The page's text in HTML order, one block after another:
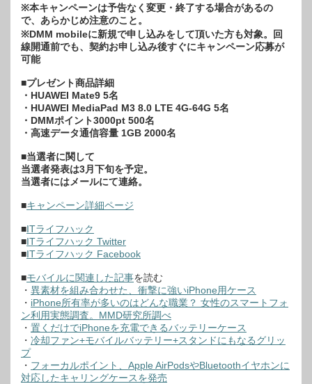
※本キャンペーンは予告なく変更・終了する場合があるの
で、あらかじめ注意のこと。
※DMM mobileに新規で申し込みをして頂いた方も対象。回
線開通前でも、契約お申し込み後すぐにキャンペーン応募が
可能
■プレゼント商品詳細
・HUAWEI Mate9 5名
・HUAWEI MediaPad M3 8.0 LTE 4G-64G 5名
・DMMポイント3000pt 500名
・高速データ通信容量 1GB 2000名
■当選者に関して
当選者発表は3月下旬を予定。
当選者にはメールにて連絡。
■キャンペーン詳細ページ
■ITライフハック
■ITライフハック Twitter
■ITライフハック Facebook
■モバイルに関連した記事を読む
・ 異素材を組み合わせた、衝撃に強いiPhone用ケース
・ iPhone所有率が多いのはどんな職業？ 女性のスマートフォ
ン利用実態調査。MMD研究所調べ
・ 置くだけでiPhoneを充電できるバッテリーケース
・ 冷却ファン+モバイルバッテリー+スタンドにもなるグリッ
プ
・ フォーカルポイント、Apple AirPodsやBluetoothイヤホンに
対応したキャリングケースを発売